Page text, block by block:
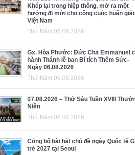
Khép lại trong hiệp thông, mở ra một
hướng đi mới cho công cuộc huấn
Việt Nam
Thứ Năm 06.08.2026
Gx. Hòa Phước: Đức Cha Emmanuel
hành Thánh lễ ban Bí tích Thêm Sức-
Ngày 06.08.2026
Thứ Năm 06.08.2026
07.08.2026 – Thứ Sáu Tuần XVIII
Niên
Thứ Năm 06.08.2026
Công bố bài hát chủ đề ngày Quốc tế
trẻ 2027 tại Seoul